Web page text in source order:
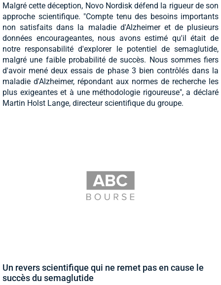
Malgré cette déception, Novo Nordisk défend la rigueur de son
approche scientifique. "Compte tenu des besoins importants
non satisfaits dans la maladie d'Alzheimer et de plusieurs
données encourageantes, nous avons estimé qu'il était de
notre responsabilité d'explorer le potentiel de semaglutide,
malgré une faible probabilité de succès. Nous sommes fiers
d'avoir mené deux essais de phase 3 bien contrôlés dans la
maladie d'Alzheimer, répondant aux normes de recherche les
plus exigeantes et à une méthodologie rigoureuse", a déclaré
Martin Holst Lange, directeur scientifique du groupe.
Un revers scientifique qui ne remet pas en cause le
succès du semaglutide